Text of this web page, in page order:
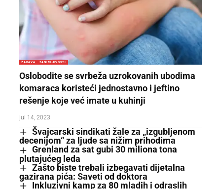
ZABAVA ZANIMLJIVOSTI
Oslobodite se svrbeža uzrokovanih ubodima
komaraca koristeći jednostavno i jeftino
rešenje koje već imate u kuhinji
jul 14, 2023
Švajcarski sindikati žale za „izgubljenom
decenijom“ za ljude sa nižim prihodima
Grenland za sat gubi 30 miliona tona
plutajućeg leda
Zašto biste trebali izbegavati dijetalna
gazirana pića: Saveti od doktora
Inkluzivni kamp za 80 mladih i odraslih